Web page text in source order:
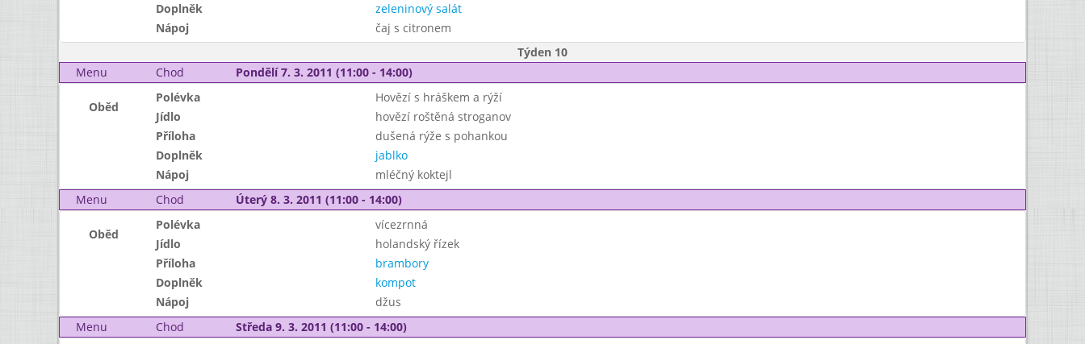
Doplněk
zeleninový salát
Nápoj
čaj s citronem
Týden 10
Menu
Chod Pondělí 7. 3. 2011 (11:00 - 14:00)
Oběd
Polévka
Hovězí s hráškem a rýží
Jídlo
hovězí roštěná stroganov
Příloha
dušená rýže s pohankou
Doplněk
jablko
Nápoj
mléčný koktejl
Menu
Chod Úterý 8. 3. 2011 (11:00 - 14:00)
Oběd
Polévka
vícezrnná
Jídlo
holandský řízek
Příloha
brambory
Doplněk
kompot
Nápoj
džus
Menu
Chod Středa 9. 3. 2011 (11:00 - 14:00)